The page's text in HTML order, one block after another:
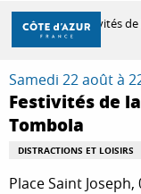
Aller
contenu
principal
À FAIRE
Accueil Festivités
Samedi 22 août à
Festivités de
Tombola
DISTRACTIONS ET LOISIRS
Place Saint